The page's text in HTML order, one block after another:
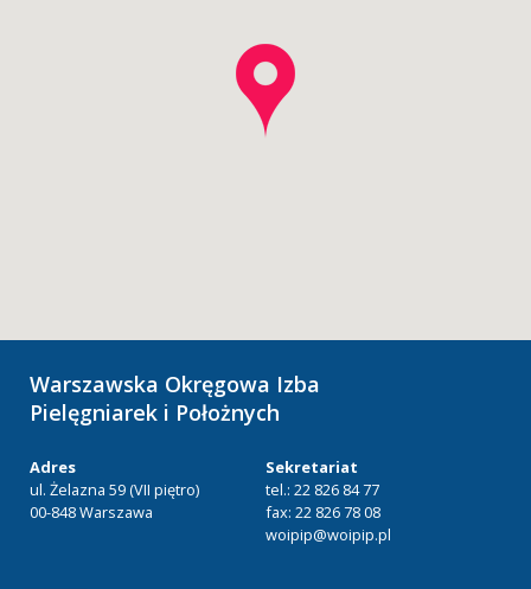
Warszawska Okręgowa Izba
Pielęgniarek i Położnych
Adres
ul. Żelazna 59 (VII piętro)
00-848 Warszawa
Sekretariat
tel.: 22 826 84 77
fax: 22 826 78 08
woipip@woipip.pl